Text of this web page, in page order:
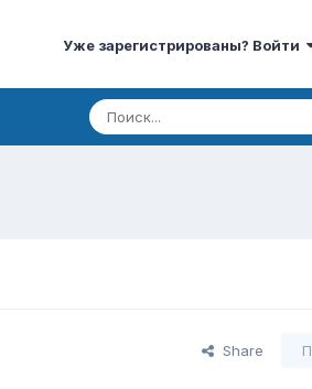
Уже зарегистрированы? Войти
Share